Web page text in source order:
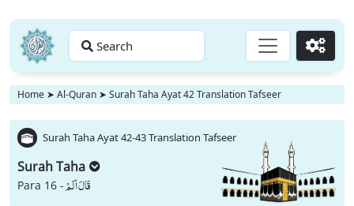
Search Go
Home ➤ Al-Quran ➤ Surah Taha Ayat 42 Translation Tafseer
Surah Taha Ayat 42-43 Translation Tafseer
Surah Taha
Para 16 -قَالَ اَلَمْ